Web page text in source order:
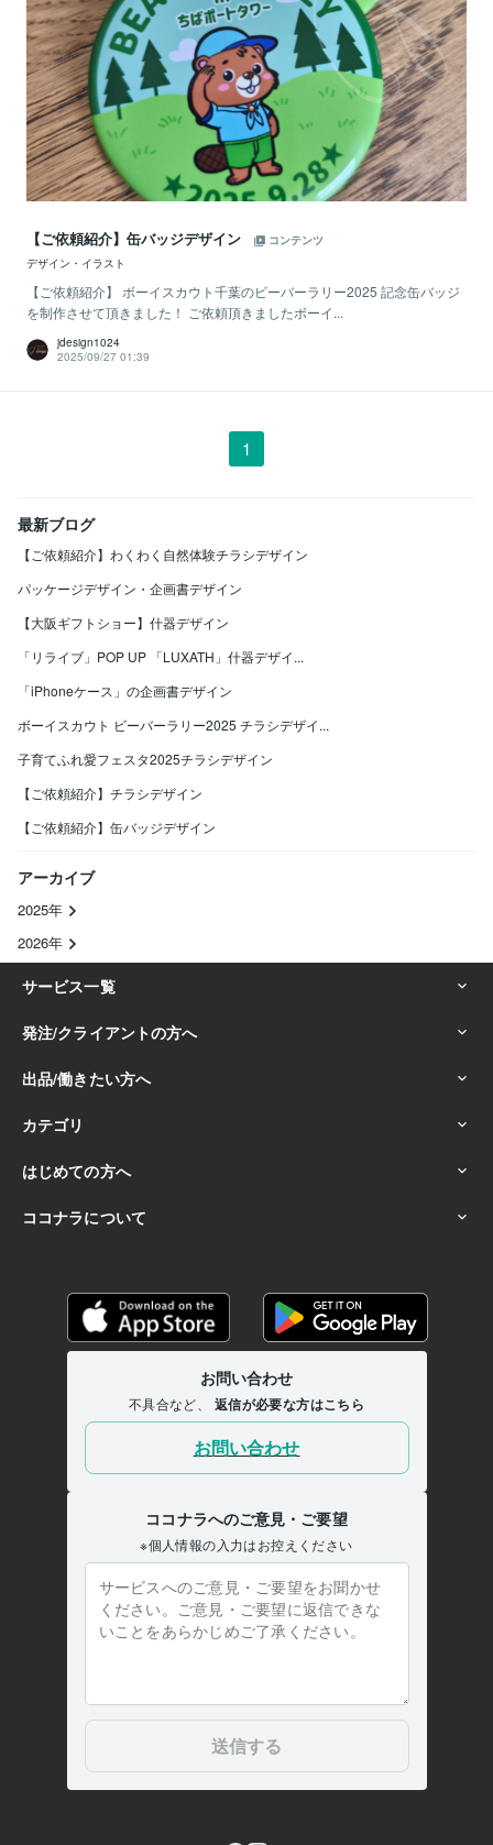
【ご依頼紹介】缶バッジデザイン
コンテンツ
デザイン・イラスト
【ご依頼紹介】 ボーイスカウト千葉のビーバーラリー2025 記念缶バッジ
を制作させて頂きました！ ご依頼頂きましたボーイ...
jdesign1024
2025/09/27 01:39
1
最新ブログ
【ご依頼紹介】わくわく自然体験チラシデザイン
パッケージデザイン・企画書デザイン
【大阪ギフトショー】什器デザイン
「リライブ」POP UP 「LUXATH」什器デザイ...
「iPhoneケース」の企画書デザイン
ボーイスカウト ビーバーラリー2025 チラシデザイ...
子育てふれ愛フェスタ2025チラシデザイン
【ご依頼紹介】チラシデザイン
【ご依頼紹介】缶バッジデザイン
アーカイブ
2025年
2026年